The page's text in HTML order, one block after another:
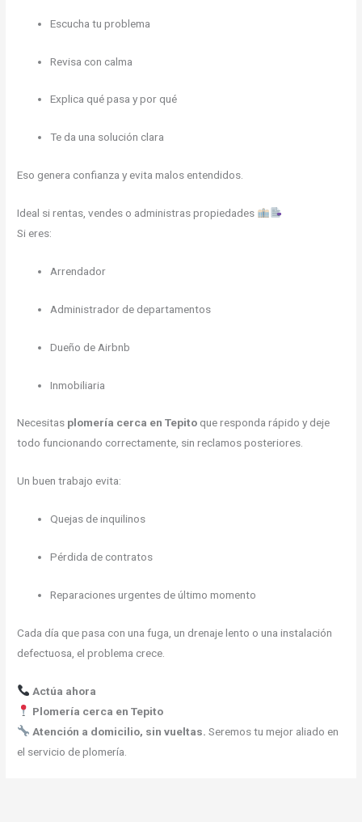
Escucha tu problema
Revisa con calma
Explica qué pasa y por qué
Te da una solución clara
Eso genera confianza y evita malos entendidos.
Ideal si rentas, vendes o administras propiedades
Si eres:
Arrendador
Administrador de departamentos
Dueño de Airbnb
Inmobiliaria
Necesitas plomería cerca en Tepito que responda rápido y deje
todo funcionando correctamente, sin reclamos posteriores.
Un buen trabajo evita:
Quejas de inquilinos
Pérdida de contratos
Reparaciones urgentes de último momento
Cada día que pasa con una fuga, un drenaje lento o una instalación
defectuosa, el problema crece.
Actúa ahora
Plomería cerca en Tepito
Atención a domicilio, sin vueltas. Seremos tu mejor aliado en
el servicio de plomería.